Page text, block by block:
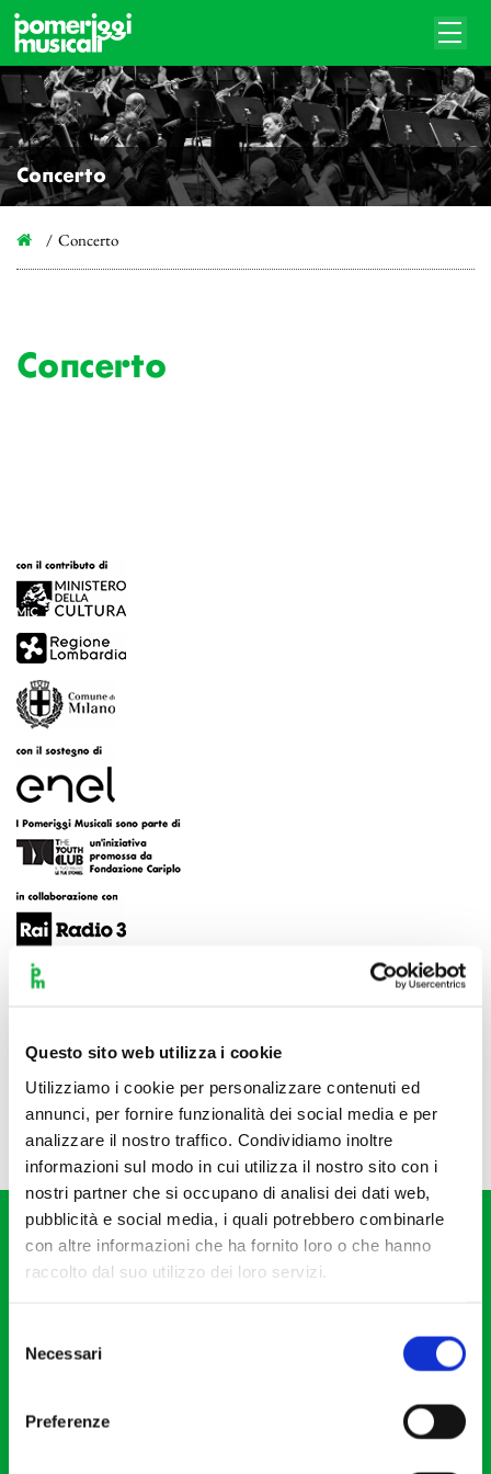
Questo sito web utilizza i cookie
Utilizziamo i cookie per personalizzare contenuti ed
annunci, per fornire funzionalità dei social media e per
analizzare il nostro traffico. Condividiamo inoltre
informazioni sul modo in cui utilizza il nostro sito con i
nostri partner che si occupano di analisi dei dati web,
pubblicità e social media, i quali potrebbero combinarle
con altre informazioni che ha fornito loro o che hanno
raccolto dal suo utilizzo dei loro servizi.
delNecessari
Preferenze
Concerto
Concerto
Concerto
Fondazione I Pomeriggi Musicali
Partita Iva 04410060158